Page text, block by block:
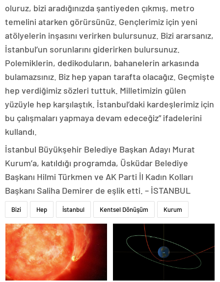
oluruz, bizi aradığınızda şantiyeden çıkmış, metro
temelini atarken görürsünüz. Gençlerimiz için yeni
atölyelerin inşasını verirken bulursunuz. Bizi ararsanız,
İstanbul’un sorunlarını giderirken bulursunuz.
Polemiklerin, dedikoduların, bahanelerin arkasında
bulamazsınız. Biz hep yapan tarafta olacağız. Geçmişte
hep verdiğimiz sözleri tuttuk. Milletimizin gülen
yüzüyle hep karşılaştık. İstanbul’daki kardeşlerimiz için
bu çalışmaları yapmaya devam edeceğiz” ifadelerini
kullandı.
İstanbul Büyükşehir Belediye Başkan Adayı Murat
Kurum’a, katıldığı programda, Üsküdar Belediye
Başkanı Hilmi Türkmen ve AK Parti İl Kadın Kolları
Başkanı Saliha Demirer de eşlik etti. – İSTANBUL
Bizi Hep İstanbul Kentsel Dönüşüm Kurum